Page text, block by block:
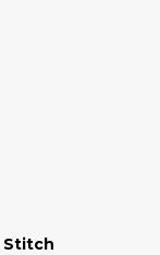
Stitch